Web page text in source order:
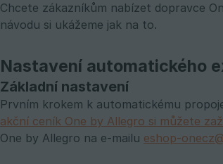
Chcete zákazníkům nabízet dopravce
návodu si ukážeme jak na to.
Nastavení automatického
Základní nastavení
Prvním krokem k automatickému
akční ceník One by Allegro si můžete
One by Allegro na e-mailu eshop-